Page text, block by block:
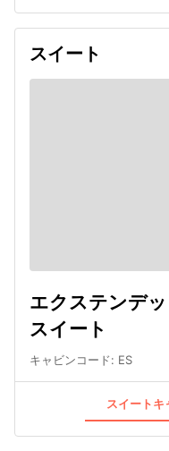
スイート
エクステンデ
スイート
キャビンコード: ES
スイート